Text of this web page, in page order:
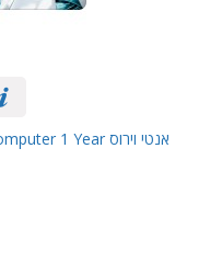
אנטי וירוס Eset NOD32 Antivirus For 1 Computer 1 Year